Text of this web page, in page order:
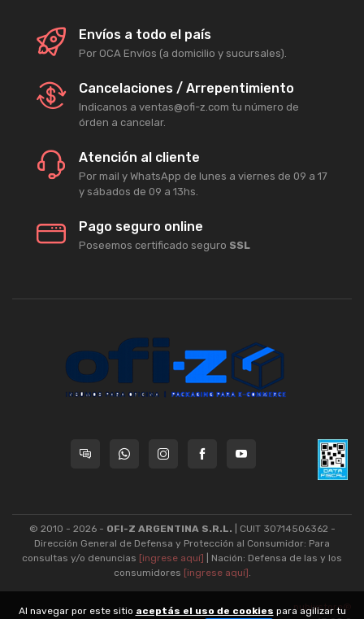
Envíos a todo el país
Por OCA Envíos (a domicilio y sucursales).
Cancelaciones / Arrepentimiento
Indicanos a ventas@ofi-z.com tu número de
órden a cancelar.
Atención al cliente
Por mail y WhatsApp de lunes a viernes de 09 a 17
y sábados de 09 a 13hs.
Pago seguro online
Poseemos certificado seguro SSL
© 2010 - 2026 - OFI-Z ARGENTINA S.R.L. | CUIT 30714506362 -
Dirección General de Defensa y Protección al Consumidor: Para
consultas y/o denuncias [ingrese aquí]
| Nación: Defensa de las y los
consumidores [ingrese aquí] .
nubixstore®
Al navegar por este sitio aceptás el uso de cookies para agilizar tu